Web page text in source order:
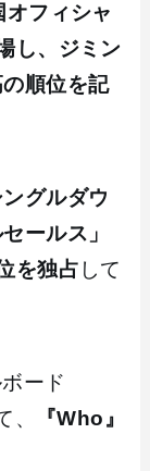
オフィシャ
し、ジミン
順位を記
グルダウ
ールス」
を独占 して
ード
『Who』